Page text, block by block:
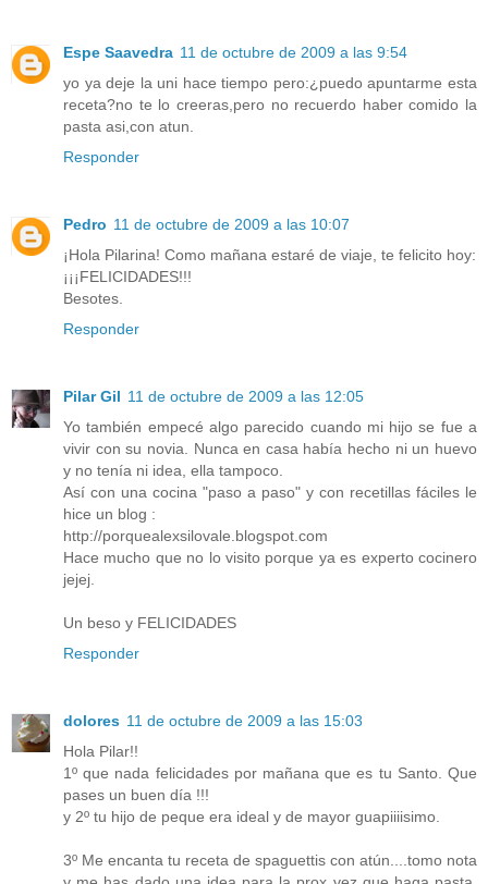
Espe Saavedra 11 de octubre de 2009 a las 9:54
yo ya deje la uni hace tiempo pero:¿puedo apuntarme esta
receta?no te lo creeras,pero no recuerdo haber comido la
pasta asi,con atun.
Responder
Pedro 11 de octubre de 2009 a las 10:07
¡Hola Pilarina! Como mañana estaré de viaje, te felicito hoy:
¡¡¡FELICIDADES!!!
Besotes.
Responder
Pilar Gil 11 de octubre de 2009 a las 12:05
Yo también empecé algo parecido cuando mi hijo se fue a
vivir con su novia. Nunca en casa había hecho ni un huevo
y no tenía ni idea, ella tampoco.
Así con una cocina "paso a paso" y con recetillas fáciles le
hice un blog :
http://porquealexsilovale.blogspot.com
Hace mucho que no lo visito porque ya es experto cocinero
jejej.
Un beso y FELICIDADES
Responder
dolores 11 de octubre de 2009 a las 15:03
Hola Pilar!!
1º que nada felicidades por mañana que es tu Santo. Que
pases un buen día !!!
y 2º tu hijo de peque era ideal y de mayor guapiiiisimo.
3º Me encanta tu receta de spaguettis con atún....tomo nota